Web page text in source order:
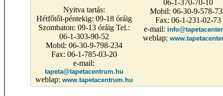
Nyitva tartás:
Hétfőtől-péntekig: 09-18 óráig
Szombaton: 09-13 óráig Tel.:
06-1-303-90-52
Mobil: 06-30-9-798-234
Fax: 06-1-785-03-20
e-mail:
tapeta@tapetacentrum.hu
weblap: www.tapetacentrum.hu
06-1-370-70-10
Mobil: 06-30-9-578-
Fax: 06-1-231-02-73
e-mail:
weblap: